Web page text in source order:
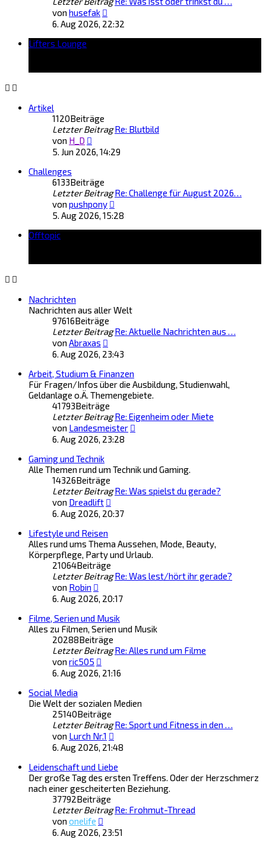
von husefak
Beitrag
6. Aug 2026, 22:32
Lifters Lounge
Artikel
1120Beiträge
Letzter Beitrag Re: Blutbild
von H_D
Beitrag
5. Jun 2026, 14:29
Challenges
6133Beiträge
Letzter Beitrag Re: Challenge für August 2026…
von pushpony
Beitrag
5. Aug 2026, 15:28
Offtopic
Nachrichten
Nachrichten aus aller Welt
97616Beiträge
Letzter Beitrag Re: Aktuelle Nachrichten aus …
von Abraxas
Beitrag
6. Aug 2026, 23:43
Arbeit, Studium & Finanzen
Für Fragen/Infos über die Ausbildung, Studienwahl,
Geldanlage o.Ä. Themengebiete.
41793Beiträge
Letzter Beitrag Re: Eigenheim oder Miete
von Landesmeister
6. Aug 2026, 23:28
Gaming und Technik
Alle Themen rund um Technik und Gaming.
14326Beiträge
Letzter Beitrag Re: Was spielst du gerade?
von Dreadlift
Beitrag
6. Aug 2026, 20:37
Lifestyle und Reisen
Alles rund ums Thema Aussehen, Mode, Beauty,
Körperpflege, Party und Urlaub.
21064Beiträge
Letzter Beitrag Re: Was lest/hört ihr gerade?
von Robin
Beitrag
6. Aug 2026, 20:17
Filme, Serien und Musik
Alles zu Filmen, Serien und Musik
20288Beiträge
Letzter Beitrag Re: Alles rund um Filme
von ric505
Beitrag
6. Aug 2026, 21:16
Social Media
Die Welt der sozialen Medien
25140Beiträge
Letzter Beitrag Re: Sport und Fitness in den …
von Lurch Nr.1
Beitrag
6. Aug 2026, 21:48
Leidenschaft und Liebe
Der große Tag des ersten Treffens. Oder der Herzschmerz
nach einer gescheiterten Beziehung.
37792Beiträge
Letzter Beitrag Re: Frohmut-Thread
von onelife
Beitrag
6. Aug 2026, 23:51